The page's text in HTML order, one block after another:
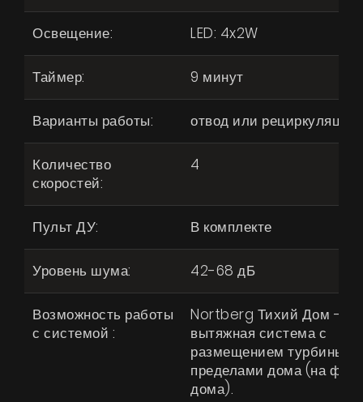
Продукты
О нас
Страница дизайнера
Освещение: LED: 4x2W
Таймер: 9 минут
Варианты работы: отвод или рециркуляция
Количество
скоростей:
4
Пульт ДУ: В комплекте
Уровень шума: 42-68 дБ
Возможность работы
с системой :
Nortberg Тихий Дом -
вытяжная система с
размещением турбины за
пределами дома (на
дома).